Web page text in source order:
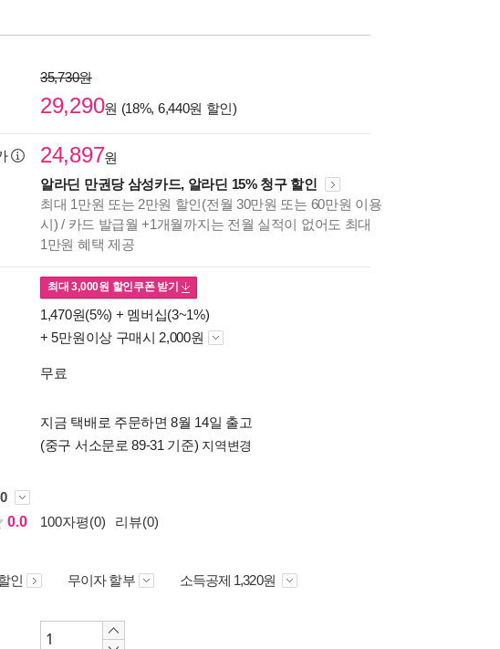
35,730원
29,290원 (18%, 6,440원 할인)
24,897원
알라딘 만권당 삼성카드, 알라딘 15% 청구 할인
최대 1만원 또는 2만원 할인(전월 30만원 또는 60만원 이용
시) / 카드 발급월 +1개월까지는 전월 실적이 없어도 최대
1만원 혜택 제공
최대3,000원 할인쿠폰 받기
1,470원(5%) + 멤버십(3~1%)
+ 5만원이상 구매시 2,000원
무료
지금 택배로 주문하면 8월 14일 출고
(중구 서소문로 89-31 기준) 지역변경
0.0
100자평(0) 리뷰(0)
인 무이자 할부 소득공제 1,320원